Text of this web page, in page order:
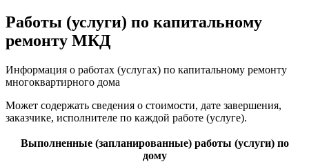
Работы (услуги) по капитальному
ремонту МКД
Информация о работах (услугах) по капитальному ремонту
многоквартирного дома
Может содержать сведения о стоимости, дате завершения,
заказчике, исполнителе по каждой работе (услуге).
Выполненные (запланированные) работы (услуги) по
дому